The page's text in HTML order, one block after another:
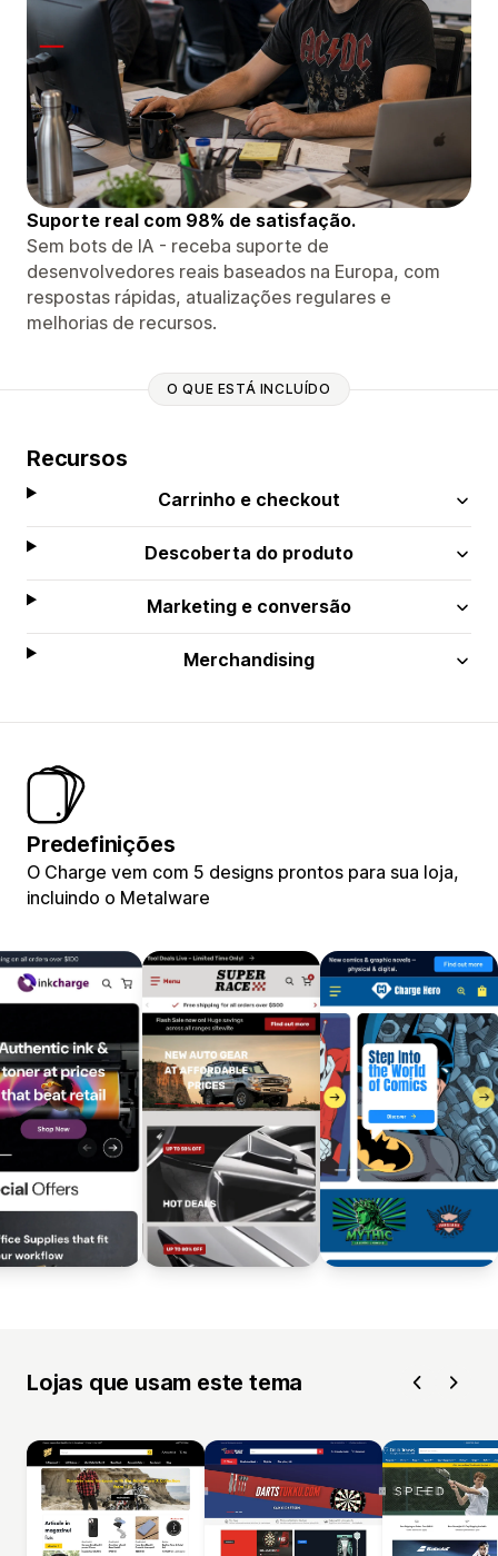
Suporte real com 98% de satisfação.
Sem bots de IA - receba suporte de
desenvolvedores reais baseados na Europa, com
respostas rápidas, atualizações regulares e
melhorias de recursos.
O QUE ESTÁ INCLUÍDO
Recursos
Carrinho e checkout
Descoberta do produto
Marketing e conversão
Merchandising
Predefinições
O Charge vem com 5 designs prontos para sua loja,
incluindo o Metalware
Lojas que usam este tema